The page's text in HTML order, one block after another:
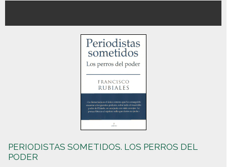
PERIODISTAS SOMETIDOS. LOS PERROS DEL
PODER